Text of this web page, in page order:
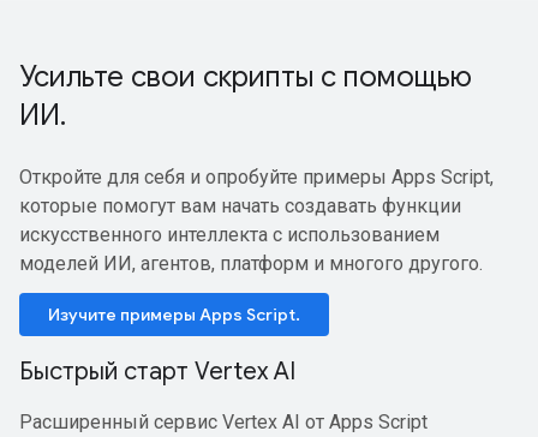
Усильте свои скрипты с помощью
ИИ.
Откройте для себя и опробуйте примеры Apps Script,
которые помогут вам начать создавать функции
искусственного интеллекта с использованием
моделей ИИ, агентов, платформ и многого другого.
Изучите примеры Apps Script.
Быстрый старт Vertex AI
Расширенный сервис Vertex AI от Apps Script